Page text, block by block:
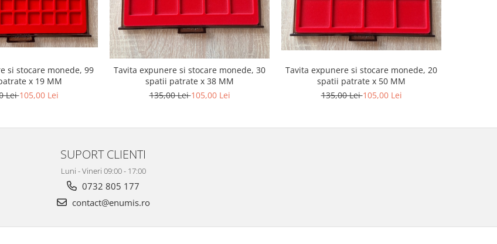
si stocare monede, 99
x 19 MM
Lei105,00 Lei
Tavita expunere si stocare monede, 30
spatii patrate x 38 MM
135,00 Lei105,00 Lei
Tavita expunere si stocare monede, 20
spatii patrate x 50 MM
135,00 Lei105,00 Lei
SUPORT CLIENTI
Luni - Vineri 09:00 - 17:00
0732 805 177
contact@enumis.ro